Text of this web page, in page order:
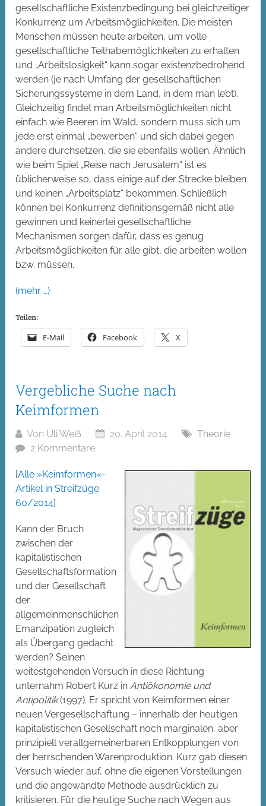
gesellschaftliche Existenzbedingung bei gleichzeitiger
Konkurrenz um Arbeitsmöglichkeiten. Die meisten
Menschen müssen heute arbeiten, um volle
gesellschaftliche Teilhabemöglichkeiten zu erhalten
und „Arbeitslosigkeit“ kann sogar existenzbedrohend
werden (je nach Umfang der gesellschaftlichen
Sicherungssysteme in dem Land, in dem man lebt).
Gleichzeitig findet man Arbeitsmöglichkeiten nicht
einfach wie Beeren im Wald, sondern muss sich um
jede erst einmal „bewerben“ und sich dabei gegen
andere durchsetzen, die sie ebenfalls wollen. Ähnlich
wie beim Spiel „Reise nach Jerusalem“ ist es
üblicherweise so, dass einige auf der Strecke bleiben
und keinen „Arbeitsplatz“ bekommen. Schließlich
können bei Konkurrenz definitionsgemäß nicht alle
gewinnen und keinerlei gesellschaftliche
Mechanismen sorgen dafür, dass es genug
Arbeitsmöglichkeiten für alle gibt, die arbeiten wollen
bzw. müssen.
(mehr …)
Teilen:
E-Mail Facebook X
Vergebliche Suche nach
Keimformen
Von Uli Weiß 20. April 2014
Theorie
2 Kommentare
[Alle »Keimformen«-
Artikel in Streifzüge
60/2014]
Kann der Bruch
zwischen der
kapitalistischen
Gesellschaftsformation
und der Gesellschaft
der
allgemeinmenschlichen
Emanzipation zugleich
als Übergang gedacht
werden? Seinen
weitestgehenden Versuch in diese Richtung
unternahm Robert Kurz inAntiökonomie und
Antipolitik(1997). Er spricht von Keimformen einer
neuen Vergesellschaftung – innerhalb der heutigen
kapitalistischen Gesellschaft noch marginalen, aber
prinzipiell verallgemeinerbaren Entkopplungen von
der herrschenden Warenproduktion. Kurz gab diesen
Versuch wieder auf, ohne die eigenen Vorstellungen
und die angewandte Methode ausdrücklich zu
kritisieren. Für die heutige Suche nach Wegen aus